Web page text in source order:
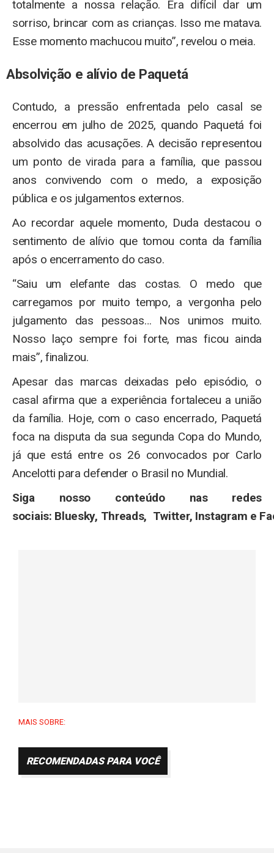
totalmente a nossa relação. Era difícil dar um
sorriso, brincar com as crianças. Isso me matava.
Esse momento machucou muito”, revelou o meia.
Absolvição e alívio de Paquetá
Contudo, a pressão enfrentada pelo casal se
encerrou em julho de 2025, quando Paquetá foi
absolvido das acusações. A decisão representou
um ponto de virada para a família, que passou
anos convivendo com o medo, a exposição
pública e os julgamentos externos.
Ao recordar aquele momento, Duda destacou o
sentimento de alívio que tomou conta da família
após o encerramento do caso.
“Saiu um elefante das costas. O medo que
carregamos por muito tempo, a vergonha pelo
julgamento das pessoas… Nos unimos muito.
Nosso laço sempre foi forte, mas ficou ainda
mais”, finalizou.
Apesar das marcas deixadas pelo episódio, o
casal afirma que a experiência fortaleceu a união
da família. Hoje, com o caso encerrado, Paquetá
foca na disputa da sua segunda Copa do Mundo,
já que está entre os 26 convocados por Carlo
Ancelotti para defender o Brasil no Mundial.
Siga nosso conteúdo nas redes
sociais: Bluesky, Threads, Twitter, Instagram e
MAIS SOBRE:
RECOMENDADAS PARA VOCÊ